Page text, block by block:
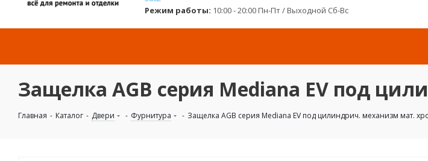
Режим работы: 10:00 - 20:00 Пн-Пт / Выходной Сб-Вс
Защелка AGB серия Mediana EV под
Главная - Каталог - Двери - Фурнитура - Защелка AGB серия Mediana EV под цилиндрич. механизм мат.